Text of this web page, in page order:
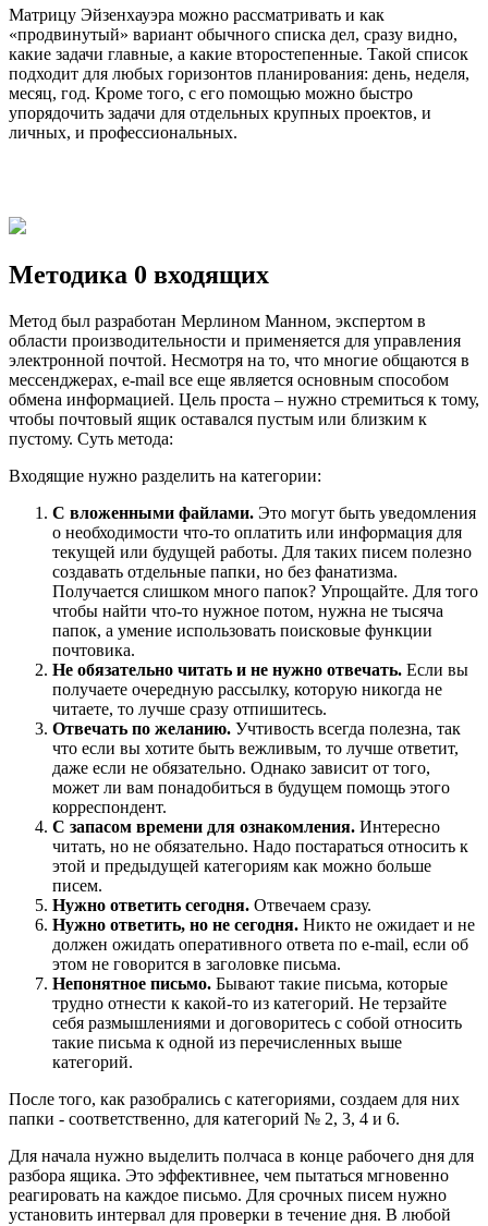
Матрицу Эйзенхауэра можно рассматривать и как
«продвинутый» вариант обычного списка дел, сразу видно,
какие задачи главные, а какие второстепенные. Такой список
подходит для любых горизонтов планирования: день, неделя,
месяц, год. Кроме того, с его помощью можно быстро
упорядочить задачи для отдельных крупных проектов, и
личных, и профессиональных.
Методика 0 входящих
Метод был разработан Мерлином Манном, экспертом в
области производительности и применяется для управления
электронной почтой. Несмотря на то, что многие общаются в
мессенджерах, e-mail все еще является основным способом
обмена информацией. Цель проста – нужно стремиться к тому,
чтобы почтовый ящик оставался пустым или близким к
пустому. Суть метода:
Входящие нужно разделить на категории:
С вложенными файлами. Это могут быть уведомления
о необходимости что-то оплатить или информация для
текущей или будущей работы. Для таких писем полезно
создавать отдельные папки, но без фанатизма.
Получается слишком много папок? Упрощайте. Для того
чтобы найти что-то нужное потом, нужна не тысяча
папок, а умение использовать поисковые функции
почтовика.
Не обязательно читать и не нужно отвечать. Если вы
получаете очередную рассылку, которую никогда не
читаете, то лучше сразу отпишитесь.
Отвечать по желанию. Учтивость всегда полезна, так
что если вы хотите быть вежливым, то лучше ответит,
даже если не обязательно. Однако зависит от того,
может ли вам понадобиться в будущем помощь этого
корреспондент.
С запасом времени для ознакомления. Интересно
читать, но не обязательно. Надо постараться относить к
этой и предыдущей категориям как можно больше
писем.
Нужно ответить сегодня. Отвечаем сразу.
Нужно ответить, но не сегодня. Никто не ожидает и не
должен ожидать оперативного ответа по e-mail, если об
этом не говорится в заголовке письма.
Непонятное письмо. Бывают такие письма, которые
трудно отнести к какой-то из категорий. Не терзайте
себя размышлениями и договоритесь с собой относить
такие письма к одной из перечисленных выше
категорий.
После того, как разобрались с категориями, создаем для них
папки - соответственно, для категорий № 2, 3, 4 и 6.
Для начала нужно выделить полчаса в конце рабочего дня для
разбора ящика. Это эффективнее, чем пытаться мгновенно
реагировать на каждое письмо. Для срочных писем нужно
установить интервал для проверки в течение дня. В любой